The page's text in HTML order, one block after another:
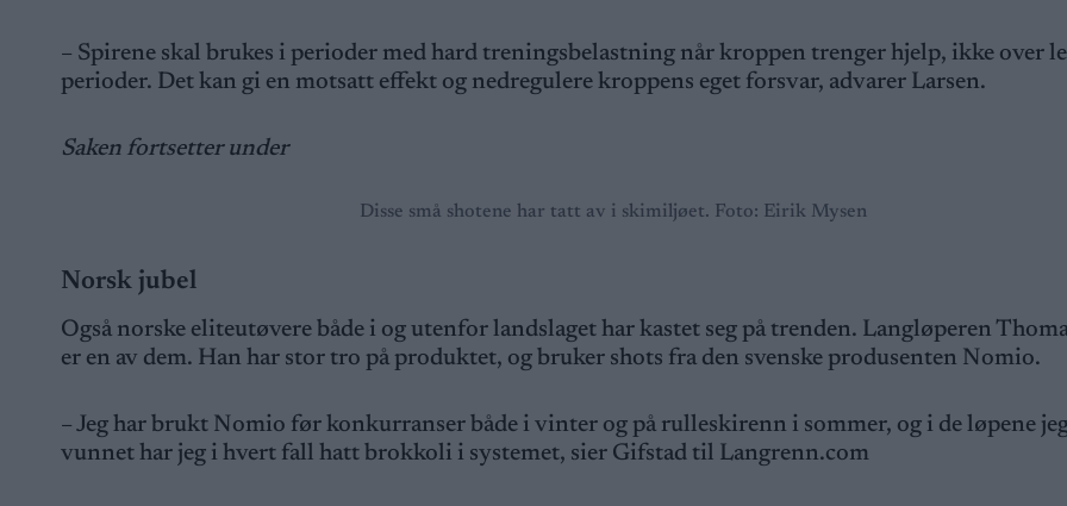
– Spirene skal brukes i perioder med hard treningsbelastning når kroppen trenger hjelp, ikke over
perioder. Det kan gi en motsatt effekt og nedregulere kroppens eget forsvar, advarer Larsen.
Saken fortsetter under
Disse små shotene har tatt av i skimiljøet. Foto: Eirik Mysen
Norsk jubel
Også norske eliteutøvere både i og utenfor landslaget har kastet seg på trenden. Langløperen
er en av dem. Han har stor tro på produktet, og bruker shots fra den svenske produsenten Nomio.
– Jeg har brukt Nomio før konkurranser både i vinter og på rulleskirenn i sommer, og i de løpene
vunnet har jeg i hvert fall hatt brokkoli i systemet, sier Gifstad til Langrenn.com